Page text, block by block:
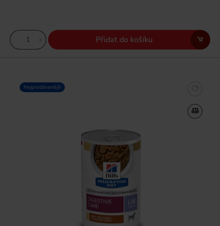
Přidat do košíku
Nejprodávanější